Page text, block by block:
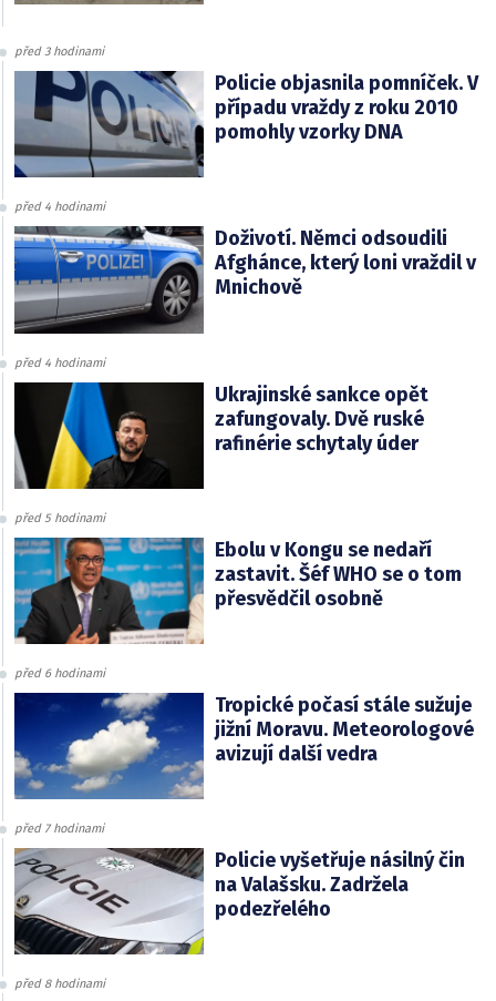
před 3 hodinami
Policie objasnila pomníček. V
případu vraždy z roku 2010
pomohly vzorky DNA
před 4 hodinami
Doživotí. Němci odsoudili
Afghánce, který loni vraždil v
Mnichově
před 4 hodinami
Ukrajinské sankce opět
zafungovaly. Dvě ruské
rafinérie schytaly úder
před 5 hodinami
Ebolu v Kongu se nedaří
zastavit. Šéf WHO se o tom
přesvědčil osobně
před 6 hodinami
Tropické počasí stále sužuje
jižní Moravu. Meteorologové
avizují další vedra
před 7 hodinami
Policie vyšetřuje násilný čin
na Valašsku. Zadržela
podezřelého
před 8 hodinami